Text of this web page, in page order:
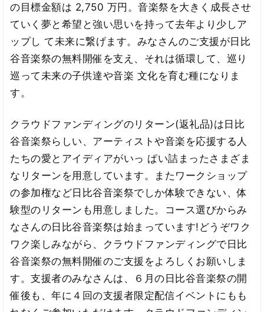
の目標金額は 2,750 万円。音楽祭を大きく成長させ
ていく夢と希望と強い思いを持って去年より少しア
ップし て未来に繋げます。みなさんのご支援が日比
谷音楽祭の無料開催を支え、それは循環して、巡り
巡って未来の子供達や音楽 文化を育む種になりま
す。
クラウドファンディングのリターン(返礼品)は日比
谷音楽祭らしい、アーティストや音楽を応援する人
たちの愛とアイディアがいっ ぱい詰まったさまざま
なリターンを用意しています。またワークショップ
の参加権など日比谷音楽祭でしか体験できない、体
験型のリターンも用意しました。コース選びからみ
なさんの日比谷音楽祭は始まっています!どうぞワク
ワク楽しみながら、クラウドファンディングで日比
谷音楽祭の無料開催のご支援をよろしくお願いしま
す。支援者のみなさんは、６月の日比谷音楽祭の開
催後も、年に４回の支援者限定配信イベントにもも